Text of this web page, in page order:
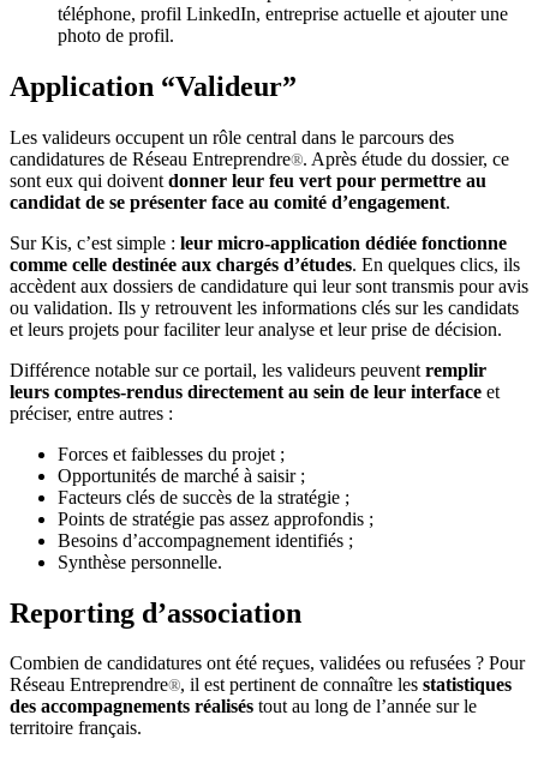
téléphone, profil LinkedIn, entreprise actuelle et ajouter une
photo de profil.
Application “Valideur”
Les valideurs occupent un rôle central dans le parcours des
candidatures de Réseau Entreprendre®. Après étude du dossier, ce
sont eux qui doivent donner leur feu vert pour permettre au
candidat de se présenter face au comité d’engagement.
Sur Kis, c’est simple : leur micro-application dédiée fonctionne
comme celle destinée aux chargés d’études. En quelques clics, ils
accèdent aux dossiers de candidature qui leur sont transmis pour avis
ou validation. Ils y retrouvent les informations clés sur les candidats
et leurs projets pour faciliter leur analyse et leur prise de décision.
Différence notable sur ce portail, les valideurs peuvent remplir
leurs comptes-rendus directement au sein de leur interface et
préciser, entre autres :
Forces et faiblesses du projet ;
Opportunités de marché à saisir ;
Facteurs clés de succès de la stratégie ;
Points de stratégie pas assez approfondis ;
Besoins d’accompagnement identifiés ;
Synthèse personnelle.
Reporting d’association
Combien de candidatures ont été reçues, validées ou refusées ? Pour
Réseau Entreprendre®, il est pertinent de connaître les statistiques
des accompagnements réalisés tout au long de l’année sur le
territoire français.